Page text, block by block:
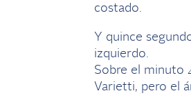
costado.
Y quince
izquierdo.
Sobre el minuto
Varietti, pero el